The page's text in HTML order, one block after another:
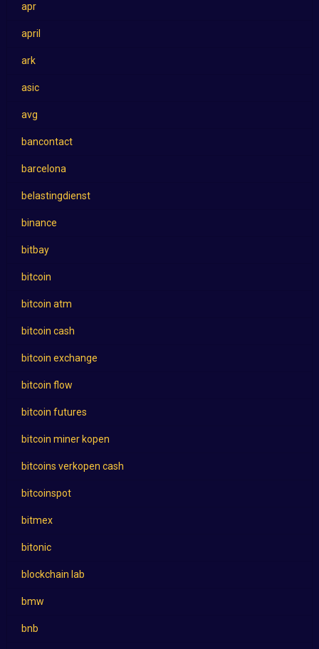
apr
april
ark
asic
avg
bancontact
barcelona
belastingdienst
binance
bitbay
bitcoin
bitcoin atm
bitcoin cash
bitcoin exchange
bitcoin flow
bitcoin futures
bitcoin miner kopen
bitcoins verkopen cash
bitcoinspot
bitmex
bitonic
blockchain lab
bmw
bnb